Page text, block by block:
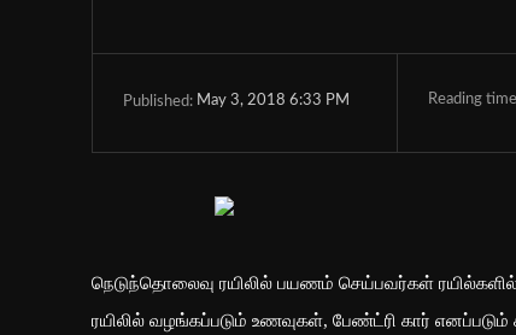
Published: May 3, 2018 6:33 PM Reading
நெடுந்தொலைவு ரயிலில் பயணம் செய்பவர்கள்
ரயிலில் வழங்கப்படும் உணவுகள், பேண்ட்ரி கார் எனப்படும்